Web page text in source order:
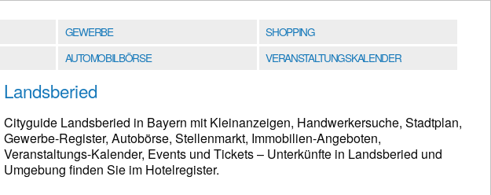
GEWERBE
SHOPPING
AUTOMOBILBÖRSE VERANSTALTUNGSKALENDER
Landsberied
Cityguide Landsberied in Bayern mit Kleinanzeigen, Handwerkersuche, Stadtplan,
Gewerbe-Register, Autobörse, Stellenmarkt, Immobilien-Angeboten,
Veranstaltungs-Kalender, Events und Tickets – Unterkünfte in Landsberied und
Umgebung finden Sie im Hotelregister.